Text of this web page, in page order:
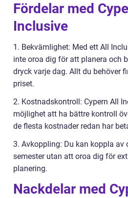
Fördelar med
Inclusive
1. Bekvämlighet: Med ett All
inte oroa dig för att planera och
dryck varje dag. Allt du behöver
priset.
2. Kostnadskontroll: Cypern All
möjlighet att ha bättre kontroll
de flesta kostnader redan har
3. Avkoppling: Du kan koppla av
semester utan att oroa dig för
planering.
Nackdelar med